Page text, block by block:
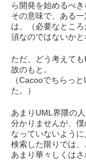
ら開発を始めるべ
その意味で、ある
は、（必要なとこ
須なのではないかと
ただ、どう考えて
故のもと。
（Cacooでちらっ
た。）
あまりUML界隈の
分かりませんが、
なっていないように
検索した限りでは
あまり華々しくはさ